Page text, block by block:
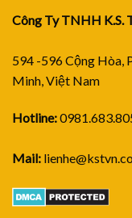
Công Ty TNHH K.S.
594 -596 Cộng Hòa,
Minh, Việt Nam
Hotline:
Mail: